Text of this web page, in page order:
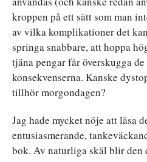
kroppen på ett sätt som man
av vilka komplikationer det
springa snabbare, att hoppa
tjäna pengar får överskugga
konsekvenserna. Kanske
tillhör morgondagen?
Jag hade mycket nöje att läsa
entusiasmerande,
bok. Av naturliga skäl blir den